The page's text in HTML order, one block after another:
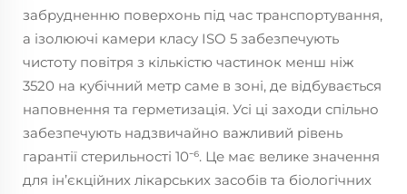
забрудненню поверхонь під час транспортування,
а ізолюючі камери класу ISO 5 забезпечують
чистоту повітря з кількістю частинок менш ніж
3520 на кубічний метр саме в зоні, де відбувається
наповнення та герметизація. Усі ці заходи спільно
забезпечують надзвичайно важливий рівень
гарантії стерильності 10⁻⁶. Це має велике значення
для ін’єкційних лікарських засобів та біологічних